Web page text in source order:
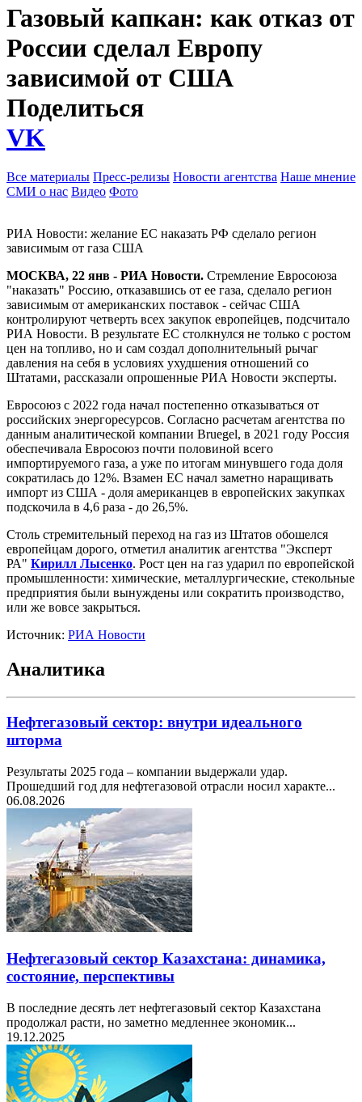
Газовый капкан: как отказ от
России сделал Европу
зависимой от США
Поделиться
VK
Все материалы Пресс-релизы Новости агентства Наше мнение
СМИ о нас Видео Фото
РИА Новости: желание ЕС наказать РФ сделало регион
зависимым от газа США
МОСКВА, 22 янв - РИА Новости. Стремление Евросоюза
"наказать" Россию, отказавшись от ее газа, сделало регион
зависимым от американских поставок - сейчас США
контролируют четверть всех закупок европейцев, подсчитало
РИА Новости. В результате ЕС столкнулся не только с ростом
цен на топливо, но и сам создал дополнительный рычаг
давления на себя в условиях ухудшения отношений со
Штатами, рассказали опрошенные РИА Новости эксперты.
Евросоюз с 2022 года начал постепенно отказываться от
российских энергоресурсов. Согласно расчетам агентства по
данным аналитической компании Bruegel, в 2021 году Россия
обеспечивала Евросоюз почти половиной всего
импортируемого газа, а уже по итогам минувшего года доля
сократилась до 12%. Взамен ЕС начал заметно наращивать
импорт из США - доля американцев в европейских закупках
подскочила в 4,6 раза - до 26,5%.
Столь стремительный переход на газ из Штатов обошелся
европейцам дорого, отметил аналитик агентства "Эксперт
РА" Кирилл Лысенко. Рост цен на газ ударил по европейской
промышленности: химические, металлургические, стекольные
предприятия были вынуждены или сократить производство,
или же вовсе закрыться.
Источник: РИА Новости
Аналитика
Нефтегазовый сектор: внутри идеального
шторма
Результаты 2025 года – компании выдержали удар.
Прошедший год для нефтегазовой отрасли носил характе...
06.08.2026
Нефтегазовый сектор Казахстана: динамика,
состояние, перспективы
В последние десять лет нефтегазовый сектор Казахстана
продолжал расти, но заметно медленнее экономик...
19.12.2025